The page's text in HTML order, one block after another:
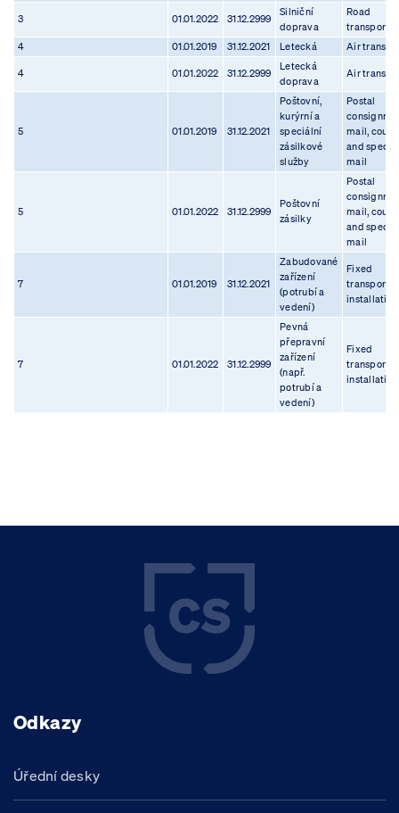
3 01.01.2022 31.12.2999
Silniční
doprava
Road
transport
4
01.01.2019 31.12.2021 Letecká Air
4 01.01.2022 31.12.2999
Letecká
doprava
Air
5 01.01.2019 31.12.2021
Poštovní,
kurýrní a
speciální
zásilkové
služby
Postal
mail,
and special
mail
5 01.01.2022 31.12.2999
Poštovní
zásilky
Postal
mail,
and special
mail
7 01.01.2019 31.12.2021
Zabudované
zařízení
(potrubí a
vedení)
Fixed
transport
7 01.01.2022 31.12.2999
Pevná
přepravní
zařízení
(např.
potrubí a
vedení)
Fixed
transport
Odkazy
Úřední desky